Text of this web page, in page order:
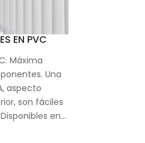
EN PVC
Máxima
Una
aspecto
son fáciles
en…